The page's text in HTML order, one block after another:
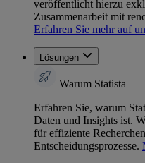
veröffentlicht hierzu
Zusammenarbeit mit
Erfahren Sie mehr auf
Lösungen
Warum Statista
Erfahren Sie, warum
Daten und Insights ist.
für effiziente
Entscheidungsprozesse.